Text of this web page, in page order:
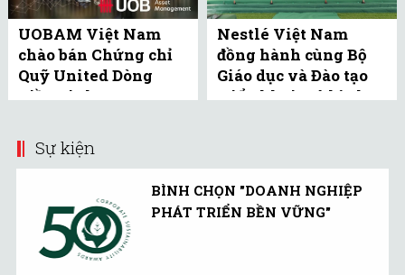
UOBAM Việt Nam
chào bán Chứng chỉ
Quỹ United Dòng
Tiền Linh Hoạt
Nestlé Việt Nam
đồng hành cùng Bộ
Giáo dục và Đào tạo
triển khai mô hình
Sự kiện
BÌNH CHỌN "DOANH NGHIỆP
PHÁT TRIỂN BỀN VỮNG"